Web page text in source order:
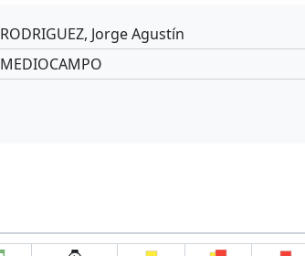
RODRIGUEZ, Jorge Agustín
MEDIOCAMPO